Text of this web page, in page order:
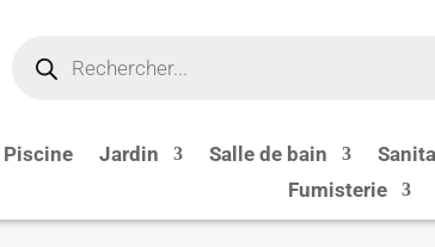
produits
Piscine Jardin Salle de bain
Fumisterie